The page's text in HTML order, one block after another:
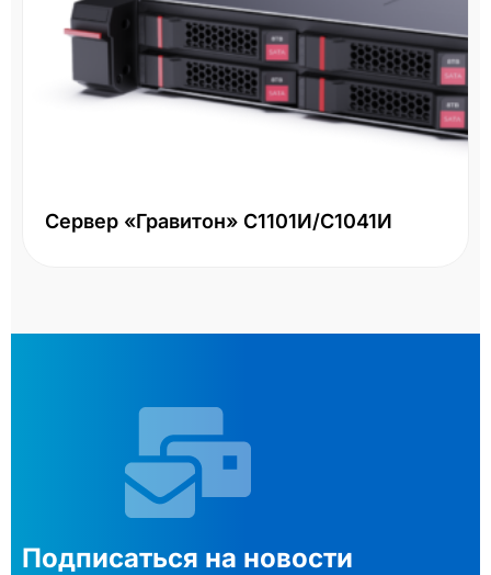
Сервер «Гравитон» С1101И/С1041И
Подписаться на новости